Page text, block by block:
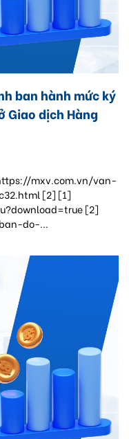
ban hành mức ký
Giao dịch Hàng
mxv.com.vn/van-
[2] [1]
[2]
do-...